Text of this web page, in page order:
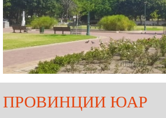
ПРОВИНЦИИ ЮАР